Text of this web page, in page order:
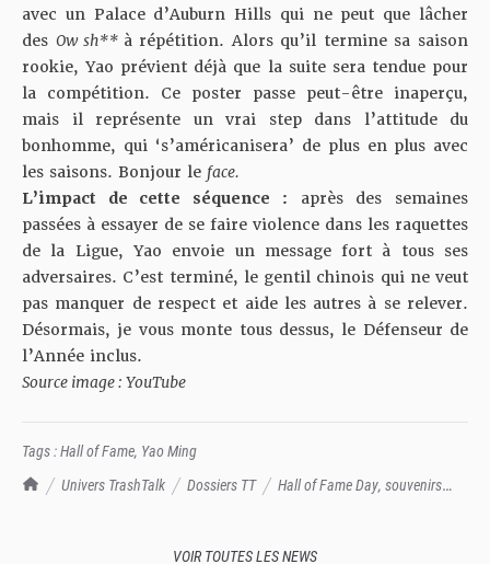
TrashTalk Actu NBA
Univers TrashTalk Dossiers TT
Hall of Fame Day, souvenirs
avec un Palace d’Auburn Hills qui ne peut que lâcher
des Ow sh** à répétition. Alors qu’il termine sa saison
rookie, Yao prévient déjà que la suite sera tendue pour
la compétition. Ce poster passe peut-être inaperçu,
mais il représente un vrai step dans l’attitude du
bonhomme, qui ‘s’américanisera’ de plus en plus avec
les saisons. Bonjour le face.
L’impact de cette séquence : après des semaines
passées à essayer de se faire violence dans les raquettes
de la Ligue, Yao envoie un message fort à tous ses
adversaires. C’est terminé, le gentil chinois qui ne veut
pas manquer de respect et aide les autres à se relever.
Désormais, je vous monte tous dessus, le Défenseur de
l’Année inclus.
Source image : YouTube
Tags :Hall of Fame, Yao Ming
VOIR TOUTES LES NEWS